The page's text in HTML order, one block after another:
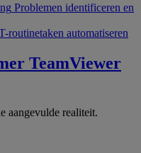
Problemen identificeren en
routinetaken automatiseren
TeamViewer
aangevulde realiteit.